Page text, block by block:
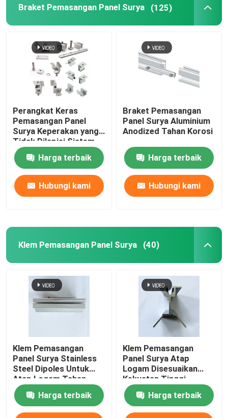
Braket Pemasangan Panel Surya (125)
Perangkat Keras
Pemasangan Panel
Surya Keperakan yang
Tidak Dilapisi Sistem
Pemasangan Surya
Tanah Aluminium
Harga terbaik
Hubungi kami
Braket Pemasangan
Panel Surya Aluminium
Anodized Tahan Korosi
Harga terbaik
Hubungi kami
Klem Pemasangan Panel Surya (40)
Klem Pemasangan
Panel Surya Stainless
Steel Dipoles Untuk
Atap Logam Tahan
Karat
Harga terbaik
Klem Pemasangan
Panel Surya Atap
Logam Disesuaikan
Kekuatan Tinggi
Harga terbaik